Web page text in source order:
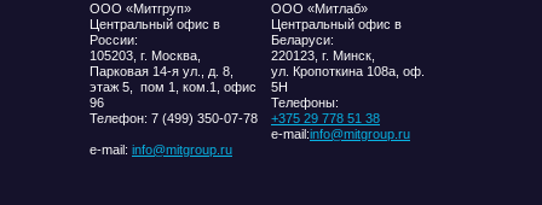
ООО «Митгруп»
Центральный офис в
России:
105203, г. Москва,
Парковая 14-я ул., д. 8,
этаж 5, пом 1, ком.1, офис
96
Телефон: 7 (499) 350-07-78
e-mail: info@mitgroup.ru
ООО «Митлаб»
Центральный офис в
Беларуси:
220123, г. Минск,
ул. Кропоткина 108а, оф.
5H
Телефоны:
+375 29 778 51 38
e-mail:info@mitgroup.ru